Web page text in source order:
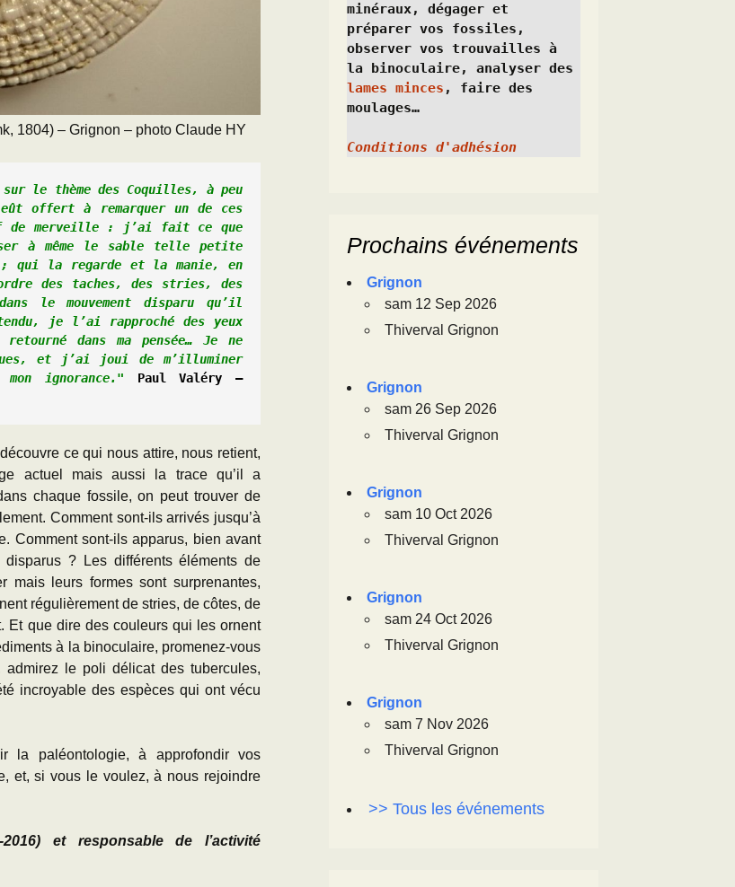
1804) –Grignon – photo Claude HY
le thème des Coquilles, à peu
offert à remarquer un de ces
de merveille : j’ai fait ce que
à même le sable telle petite
; qui la regarde et la manie, en
des taches, des stries, des
le mouvement disparu qu’il
je l’ai rapproché des yeux
dans ma pensée… Je ne
et j’ai joui de m’illuminer
ignorance." Paul Valéry –
ce qui nous attire, nous retient,
actuel mais aussi la trace qu’il a
chaque fossile, on peut trouver de
Comment sont-ils arrivés jusqu’à
Comment sont-ils apparus, bien avant
disparus ? Les différents éléments de
mais leurs formes sont surprenantes,
régulièrement de stries, de côtes, de
Et que dire des couleurs qui les ornent
à la binoculaire, promenez-vous
le poli délicat des tubercules,
incroyable des espèces qui ont vécu
la paléontologie, à approfondir vos
et, si vous le voulez, à nous rejoindre
et responsable de l’activité
minéraux, dégager et
préparer vos fossiles,
observer vos trouvailles à
lames minces , faire des
moulages…
Conditions d'adhésion
Prochains événements
Grignon
sam 12 Sep 2026
Thiverval Grignon
Grignon
sam 26 Sep 2026
Thiverval Grignon
Grignon
sam 10 Oct 2026
Thiverval Grignon
Grignon
sam 24 Oct 2026
Thiverval Grignon
Grignon
sam 7 Nov 2026
Thiverval Grignon
>> Tous les événements